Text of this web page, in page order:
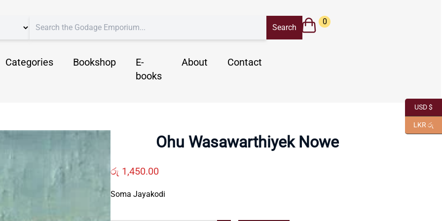
Categories Bookshop
E-
books
About Contact
0
Ohu Wasawarthiyek Nowe
රු 1,450.00
Soma Jayakodi
USD $
LKR රු